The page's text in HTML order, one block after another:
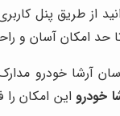
از طریق پنل
حد امکان آسان و
آرشا خودرو
خودرواین امکان را